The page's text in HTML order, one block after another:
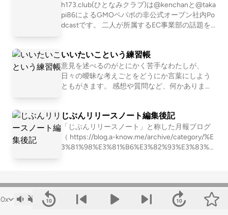
介） 兵庫県出身、京都府在住。一児の父。国家
資格キャリアコンサルタント、ひふみコーチ株
式会社認定 プロフェッショナルコーチ。大学卒
ら、複業として2023年より「自己理解コーチ」
として活動。プロコーチとしては通算100名以上
のクライアントに対して、累計500時間以上の
有料セッションを提供。共同Podcast『パラレル
h173.club(ひとなみクラブ)は@kenchanと@taka
pi86によるGMOペパボの非公式オープン社内Po
dcastです。 二人が所属するEC事業部の話題を
tyle/p/h173club?g34HaH9u
いいたいこという練習帳
意見を述べるのがとにかく苦手なわたしが、
日々の曖昧な考えごとをどうにか言葉にしよう
ともがきます。 感想や質問など、何かありまし
も）: https://wavebox.me/wave/bc7sgqttzpd8w
w2u/ 文字起こし: https://listen.style/p/iitai?t8gr
eVUD webサイト: https://scrapbox.io/iitai/
じぶんリリースノート編集後記
「じぶんリリースノート」と称した月報ブログ
（ https://blog.a-know.me/archive/category/%E
3%81%98%E3%81%B6%E3%82%93%E3%83%A
かえっていきます。